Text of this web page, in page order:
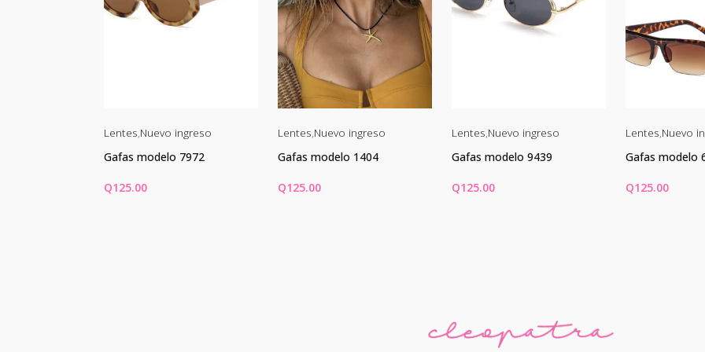
Lentes,Nuevo ingreso
Gafas modelo 7972
Q125.00
Lentes,Nuevo ingreso
Gafas modelo 1404
Q125.00
Lentes,Nuevo ingreso
Gafas modelo 9439
Q125.00
Lentes,Nuevo
Gafas modelo
Q125.00